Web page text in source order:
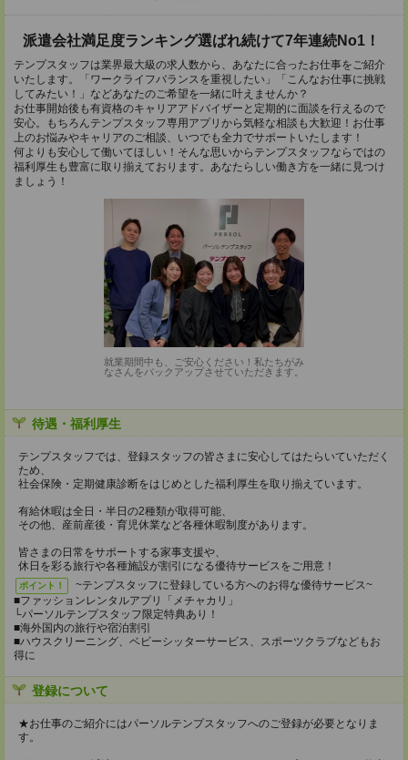
派遣会社満足度ランキング選ばれ続けて7年連続No1！
テンプスタッフは業界最大級の求人数から、あなたに合ったお仕事をご紹介
いたします。「ワークライフバランスを重視したい」「こんなお仕事に挑戦
してみたい！」などあなたのご希望を一緒に叶えませんか？
お仕事開始後も有資格のキャリアアドバイザーと定期的に面談を行えるので
安心。もちろんテンプスタッフ専用アプリから気軽な相談も大歓迎！お仕事
上のお悩みやキャリアのご相談、いつでも全力でサポートいたします！
何よりも安心して働いてほしい！そんな思いからテンプスタッフならではの
福利厚生も豊富に取り揃えております。あなたらしい働き方を一緒に見つけ
ましょう！
就業期間中も、ご安心ください！私たちがみ
なさんをバックアップさせていただきます。
待遇・福利厚生
テンプスタッフでは、登録スタッフの皆さまに安心してはたらいていただく
ため、
社会保険・定期健康診断をはじめとした福利厚生を取り揃えています。
有給休暇は全日・半日の2種類が取得可能、
その他、産前産後・育児休業など各種休暇制度があります。
皆さまの日常をサポートする家事支援や、
休日を彩る旅行や各種施設が割引になる優待サービスをご用意！
ポイント！
~テンプスタッフに登録している方へのお得な優待サービス~
■ファッションレンタルアプリ「メチャカリ」
└パーソルテンプスタッフ限定特典あり！
■海外国内の旅行や宿泊割引
■ハウスクリーニング、ベビーシッターサービス、スポーツクラブなどもお
得に
登録について
★お仕事のご紹介にはパーソルテンプスタッフへのご登録が必要となりま
す。